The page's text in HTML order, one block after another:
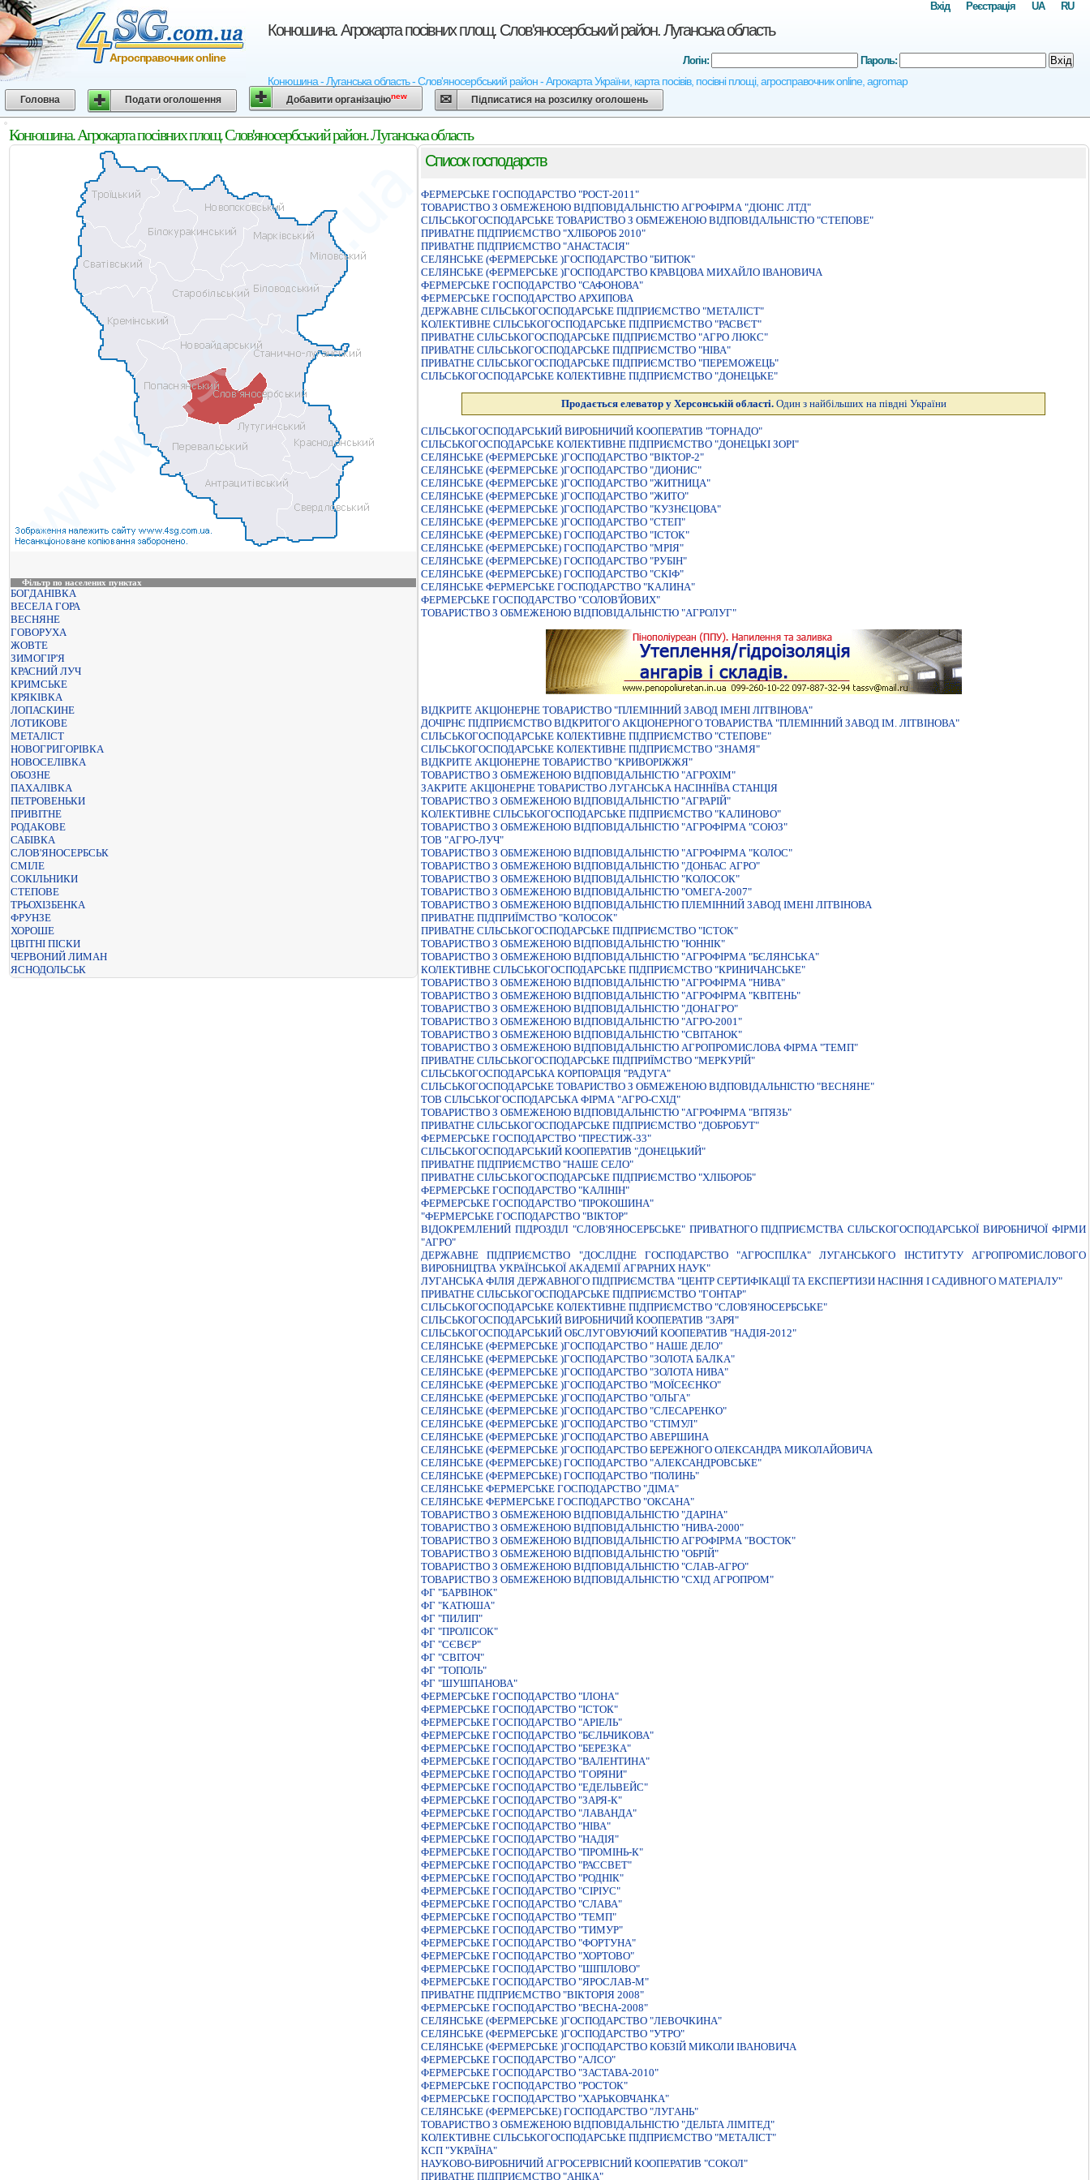
Конюшина. Агрокарта посівних площ. Слов'яносербський район. Луганська область
Конюшина - Луганська область - Слов'яносербський район - Агрокарта України, карта посівів, посівні площі, агросправочник online, agromap
Агросправочник online
RU
UA
Реєстрація
Вхід
Логін: Пароль: Вхід
Головна Подати оголошення Добавити організаціюnew Підписатися на розсилку оголошень
Конюшина. Агрокарта посівних площ. Слов'яносербський район. Луганська область
Фільтр по населених пунктах
БОГДАНІВКА
ВЕСЕЛА ГОРА
ВЕСНЯНЕ
ГОВОРУХА
ЖОВТЕ
ЗИМОГІР'Я
КРАСНИЙ ЛУЧ
КРИМСЬКЕ
КРЯКІВКА
ЛОПАСКИНЕ
ЛОТИКОВЕ
МЕТАЛІСТ
НОВОГРИГОРІВКА
НОВОСЕЛІВКА
ОБОЗНЕ
ПАХАЛІВКА
ПЕТРОВЕНЬКИ
ПРИВІТНЕ
РОДАКОВЕ
САБІВКА
СЛОВ'ЯНОСЕРБСЬК
СМІЛЕ
СОКІЛЬНИКИ
СТЕПОВЕ
ТРЬОХІЗБЕНКА
ФРУНЗЕ
ХОРОШЕ
ЦВІТНІ ПІСКИ
ЧЕРВОНИЙ ЛИМАН
ЯСНОДОЛЬСЬК
Список господарств
ФЕРМЕРСЬКЕ ГОСПОДАРСТВО "РОСТ-2011"
ТОВАРИСТВО З ОБМЕЖЕНОЮ ВIДПОВIДАЛЬНIСТЮ АГРОФIРМА "ДIОНIС ЛТД"
СІЛЬСЬКОГОСПОДАРСЬКЕ ТОВАРИСТВО З ОБМЕЖЕНОЮ ВІДПОВІДАЛЬНІСТЮ "СТЕПОВЕ"
ПРИВАТНЕ ПIДПРИЄМСТВО "ХЛIБОРОБ 2010"
ПРИВАТНЕ ПІДПРИЄМСТВО "АНАСТАСІЯ"
СЕЛЯНСЬКЕ (ФЕРМЕРСЬКЕ )ГОСПОДАРСТВО "БИТЮК"
СЕЛЯНСЬКЕ (ФЕРМЕРСЬКЕ )ГОСПОДАРСТВО КРАВЦОВА МИХАЙЛО IВАНОВИЧА
ФЕРМЕРСЬКЕ ГОСПОДАРСТВО "САФОНОВА"
ФЕРМЕРСЬКЕ ГОСПОДАРСТВО АРХИПОВА
ДЕРЖАВНЕ СIЛЬСЬКОГОСПОДАРСЬКЕ ПIДПРИЄМСТВО "МЕТАЛIСТ"
КОЛЕКТИВНЕ СІЛЬСЬКОГОСПОДАРСЬКЕ ПІДПРИЄМСТВО "РАСВЄТ"
ПРИВАТНЕ СIЛЬСЬКОГОСПОДАРСЬКЕ ПIДПРИЄМСТВО "АГРО ЛЮКС"
ПРИВАТНЕ СIЛЬСЬКОГОСПОДАРСЬКЕ ПIДПРИЄМСТВО "НIВА"
ПРИВАТНЕ СІЛЬСЬКОГОСПОДАРСЬКЕ ПІДПРИЄМСТВО "ПЕРЕМОЖЕЦЬ"
СIЛЬСЬКОГОСПОДАРСЬКЕ КОЛЕКТИВНЕ ПIДПРИЄМСТВО "ДОНЕЦЬКЕ"
Продається елеватор у Херсонській області. Один з найбільших на півдні України
СIЛЬСЬКОГОСПОДАРСЬКИЙ ВИРОБНИЧИЙ КООПЕРАТИВ "ТОРНАДО"
СІЛЬСЬКОГОСПОДАРСЬКЕ КОЛЕКТИВНЕ ПІДПРИЄМСТВО "ДОНЕЦЬКІ ЗОРІ"
СЕЛЯНСЬКЕ (ФЕРМЕРСЬКЕ )ГОСПОДАРСТВО "ВIКТОР-2"
СЕЛЯНСЬКЕ (ФЕРМЕРСЬКЕ )ГОСПОДАРСТВО "ДИОНИС"
СЕЛЯНСЬКЕ (ФЕРМЕРСЬКЕ )ГОСПОДАРСТВО "ЖИТНИЦА"
СЕЛЯНСЬКЕ (ФЕРМЕРСЬКЕ )ГОСПОДАРСТВО "ЖИТО"
СЕЛЯНСЬКЕ (ФЕРМЕРСЬКЕ )ГОСПОДАРСТВО "КУЗНЄЦОВА"
СЕЛЯНСЬКЕ (ФЕРМЕРСЬКЕ )ГОСПОДАРСТВО "СТЕП"
СЕЛЯНСЬКЕ (ФЕРМЕРСЬКЕ) ГОСПОДАРСТВО "ІСТОК"
СЕЛЯНСЬКЕ (ФЕРМЕРСЬКЕ) ГОСПОДАРСТВО "МРІЯ"
СЕЛЯНСЬКЕ (ФЕРМЕРСЬКЕ) ГОСПОДАРСТВО "РУБIН"
СЕЛЯНСЬКЕ (ФЕРМЕРСЬКЕ) ГОСПОДАРСТВО "СКIФ"
СЕЛЯНСЬКЕ ФЕРМЕРСЬКЕ ГОСПОДАРСТВО "КАЛИНА"
ФЕРМЕРСЬКЕ ГОСПОДАРСТВО "СОЛОВ'ЙОВИХ"
ТОВАРИСТВО З ОБМЕЖЕНОЮ ВIДПОВIДАЛЬНIСТЮ "АГРОЛУГ"
ВIДКРИТЕ АКЦIОНЕРНЕ ТОВАРИСТВО "ПЛЕМIННИЙ ЗАВОД IМЕНI ЛIТВIНОВА"
ДОЧIРНЄ ПIДПРИЄМСТВО ВIДКРИТОГО АКЦIОНЕРНОГО ТОВАРИСТВА "ПЛЕМIННИЙ ЗАВОД IМ. ЛIТВIНОВА"
СIЛЬСЬКОГОСПОДАРСЬКЕ КОЛЕКТИВНЕ ПIДПРИЄМСТВО "СТЕПОВЕ"
СIЛЬСЬКОГОСПОДАРСЬКЕ КОЛЕКТИВНЕ ПIДПРИЄМСТВО "ЗНАМЯ"
ВІДКРИТЕ АКЦІОНЕРНЕ ТОВАРИСТВО "КРИВОРІЖЖЯ"
ТОВАРИСТВО З ОБМЕЖЕНОЮ ВІДПОВІДАЛЬНІСТЮ "АГРОХІМ"
ЗАКРИТЕ АКЦIОНЕРНЕ ТОВАРИСТВО ЛУГАНСЬКА НАСIННЇВА СТАНЦIЯ
ТОВАРИСТВО З ОБМЕЖЕНОЮ ВIДПОВIДАЛЬНIСТЮ "АГРАРIЙ"
КОЛЕКТИВНЕ СІЛЬСЬКОГОСПОДАРСЬКЕ ПІДПРИЄМСТВО "КАЛИНОВО"
ТОВАРИСТВО З ОБМЕЖЕНОЮ ВІДПОВІДАЛЬНІСТЮ "АГРОФІРМА "СОЮЗ"
ТОВ "АГРО-ЛУЧ"
ТОВАРИСТВО З ОБМЕЖЕНОЮ ВІДПОВІДАЛЬНІСТЮ "АГРОФІРМА "КОЛОС"
ТОВАРИСТВО З ОБМЕЖЕНОЮ ВIДПОВIДАЛЬНIСТЮ "ДОНБАС АГРО"
ТОВАРИСТВО З ОБМЕЖЕНОЮ ВIДПОВIДАЛЬНIСТЮ "КОЛОСОК"
ТОВАРИСТВО З ОБМЕЖЕНОЮ ВIДПОВIДАЛЬНIСТЮ "ОМЕГА-2007"
ТОВАРИСТВО З ОБМЕЖЕНОЮ ВІДПОВІДАЛЬНІСТЮ ПЛЕМІННИЙ ЗАВОД ІМЕНІ ЛІТВІНОВА
ПРИВАТНЕ ПIДПРИЇМСТВО "КОЛОСОК"
ПРИВАТНЕ СIЛЬСЬКОГОСПОДАРСЬКЕ ПIДПРИЄМСТВО "IСТОК"
ТОВАРИСТВО З ОБМЕЖЕНОЮ ВIДПОВIДАЛЬНIСТЮ "ЮННIК"
ТОВАРИСТВО З ОБМЕЖЕНОЮ ВIДПОВIДАЛЬНIСТЮ "АГРОФIРМА "БЄЛЯНСЬКА"
КОЛЕКТИВНЕ СІЛЬСЬКОГОСПОДАРСЬКЕ ПІДПРИЄМСТВО "КРИНИЧАНСЬКЕ"
ТОВАРИСТВО З ОБМЕЖЕНОЮ ВIДПОВIДАЛЬНIСТЮ "АГРОФIРМА "НИВА"
ТОВАРИСТВО З ОБМЕЖЕНОЮ ВIДПОВIДАЛЬНIСТЮ "АГРОФIРМА "КВIТЕНЬ"
ТОВАРИСТВО З ОБМЕЖЕНОЮ ВIДПОВIДАЛЬНIСТЮ "ДОНАГРО"
ТОВАРИСТВО З ОБМЕЖЕНОЮ ВIДПОВIДАЛЬНIСТЮ "АГРО-2001"
ТОВАРИСТВО З ОБМЕЖЕНОЮ ВІДПОВІДАЛЬНІСТЮ "СВІТАНОК"
ТОВАРИСТВО З ОБМЕЖЕНОЮ ВIДПОВIДАЛЬНIСТЮ АГРОПРОМИСЛОВА ФIРМА "ТЕМП"
ПРИВАТНЕ СIЛЬСЬКОГОСПОДАРСЬКЕ ПIДПРИЇМСТВО "МЕРКУРIЙ"
СIЛЬСЬКОГОСПОДАРСЬКА КОРПОРАЦIЯ "РАДУГА"
СІЛЬСЬКОГОСПОДАРСЬКЕ ТОВАРИСТВО З ОБМЕЖЕНОЮ ВІДПОВІДАЛЬНІСТЮ "ВЕСНЯНЕ"
ТОВ СІЛЬСЬКОГОСПОДАРСЬКА ФІРМА "АГРО-СХІД"
ТОВАРИСТВО З ОБМЕЖЕНОЮ ВIДПОВIДАЛЬНIСТЮ "АГРОФIРМА "ВIТЯЗЬ"
ПРИВАТНЕ СІЛЬСЬКОГОСПОДАРСЬКЕ ПІДПРИЄМСТВО "ДОБРОБУТ"
ФЕРМЕРСЬКЕ ГОСПОДАРСТВО "ПРЕСТИЖ-33"
СІЛЬСЬКОГОСПОДАРСЬКИЙ КООПЕРАТИВ "ДОНЕЦЬКИЙ"
ПРИВАТНЕ ПІДПРИЄМСТВО "НАШЕ СЕЛО"
ПРИВАТНЕ СІЛЬСЬКОГОСПОДАРСЬКЕ ПІДПРИЄМСТВО "ХЛІБОРОБ"
ФЕРМЕРСЬКЕ ГОСПОДАРСТВО "КАЛІНІН"
ФЕРМЕРСЬКЕ ГОСПОДАРСТВО "ПРОКОШИНА"
"ФЕРМЕРСЬКЕ ГОСПОДАРСТВО "ВIКТОР"
ВIДОКРЕМЛЕНИЙ ПIДРОЗДIЛ "СЛОВ'ЯНОСЕРБСЬКЕ" ПРИВАТНОГО ПIДПРИЄМСТВА СIЛЬСКОГОСПОДАРСЬКОЇ ВИРОБНИЧОЇ ФIРМИ
"АГРО"
ДЕРЖАВНЕ ПIДПРИЄМСТВО "ДОСЛIДНЕ ГОСПОДАРСТВО "АГРОСПIЛКА" ЛУГАНСЬКОГО IНСТИТУТУ АГРОПРОМИСЛОВОГО
ВИРОБНИЦТВА УКРАЇНСЬКОЇ АКАДЕМIЇ АГРАРНИХ НАУК"
ЛУГАНСЬКА ФІЛІЯ ДЕРЖАВНОГО ПІДПРИЄМСТВА "ЦЕНТР СЕРТИФІКАЦІЇ ТА ЕКСПЕРТИЗИ НАСІННЯ І САДИВНОГО МАТЕРІАЛУ"
ПРИВАТНЕ СIЛЬСЬКОГОСПОДАРСЬКЕ ПIДПРИЄМСТВО "ГОНТАР"
СIЛЬСЬКОГОСПОДАРСЬКЕ КОЛЕКТИВНЕ ПIДПРИЄМСТВО "СЛОВ'ЯНОСЕРБСЬКЕ"
СIЛЬСЬКОГОСПОДАРСЬКИЙ ВИРОБНИЧИЙ КООПЕРАТИВ "ЗАРЯ"
СІЛЬСЬКОГОСПОДАРСЬКИЙ ОБСЛУГОВУЮЧИЙ КООПЕРАТИВ "НАДІЯ-2012"
СЕЛЯНСЬКЕ (ФЕРМЕРСЬКЕ )ГОСПОДАРСТВО " НАШЕ ДЕЛО"
СЕЛЯНСЬКЕ (ФЕРМЕРСЬКЕ )ГОСПОДАРСТВО "ЗОЛОТА БАЛКА"
СЕЛЯНСЬКЕ (ФЕРМЕРСЬКЕ )ГОСПОДАРСТВО "ЗОЛОТА НИВА"
СЕЛЯНСЬКЕ (ФЕРМЕРСЬКЕ )ГОСПОДАРСТВО "МОЇСЕЄНКО"
СЕЛЯНСЬКЕ (ФЕРМЕРСЬКЕ )ГОСПОДАРСТВО "ОЛЬГА"
СЕЛЯНСЬКЕ (ФЕРМЕРСЬКЕ )ГОСПОДАРСТВО "СЛЕСАРЕНКО"
СЕЛЯНСЬКЕ (ФЕРМЕРСЬКЕ )ГОСПОДАРСТВО "СТІМУЛ"
СЕЛЯНСЬКЕ (ФЕРМЕРСЬКЕ )ГОСПОДАРСТВО АВЕРШИНА
СЕЛЯНСЬКЕ (ФЕРМЕРСЬКЕ )ГОСПОДАРСТВО БЕРЕЖНОГО ОЛЕКСАНДРА МИКОЛАЙОВИЧА
СЕЛЯНСЬКЕ (ФЕРМЕРСЬКЕ) ГОСПОДАРСТВО "АЛЕКСАНДРОВСЬКЕ"
СЕЛЯНСЬКЕ (ФЕРМЕРСЬКЕ) ГОСПОДАРСТВО "ПОЛИНЬ"
СЕЛЯНСЬКЕ ФЕРМЕРСЬКЕ ГОСПОДАРСТВО "ДIМА"
СЕЛЯНСЬКЕ ФЕРМЕРСЬКЕ ГОСПОДАРСТВО "ОКСАНА"
ТОВАРИСТВО З ОБМЕЖЕНОЮ ВIДПОВIДАЛЬНIСТЮ "ДАРIНА"
ТОВАРИСТВО З ОБМЕЖЕНОЮ ВIДПОВIДАЛЬНIСТЮ "НИВА-2000"
ТОВАРИСТВО З ОБМЕЖЕНОЮ ВIДПОВIДАЛЬНIСТЮ АГРОФIРМА "ВОСТОК"
ТОВАРИСТВО З ОБМЕЖЕНОЮ ВІДПОВІДАЛЬНІСТЮ "ОБРІЙ"
ТОВАРИСТВО З ОБМЕЖЕНОЮ ВІДПОВІДАЛЬНІСТЮ "СЛАВ-АГРО"
ТОВАРИСТВО З ОБМЕЖЕНОЮ ВІДПОВІДАЛЬНІСТЮ "СХІД АГРОПРОМ"
ФГ "БАРВІНОК"
ФГ "КАТЮША"
ФГ "ПИЛИП"
ФГ "ПРОЛІСОК"
ФГ "СЄВЄР"
ФГ "СВІТОЧ"
ФГ "ТОПОЛЬ"
ФГ "ШУШПАНОВА"
ФЕРМЕРСЬКЕ ГОСПОДАРСТВО "IЛОНА"
ФЕРМЕРСЬКЕ ГОСПОДАРСТВО "IСТОК"
ФЕРМЕРСЬКЕ ГОСПОДАРСТВО "АРIЕЛЬ"
ФЕРМЕРСЬКЕ ГОСПОДАРСТВО "БЄЛЬЧИКОВА"
ФЕРМЕРСЬКЕ ГОСПОДАРСТВО "БЕРЕЗКА"
ФЕРМЕРСЬКЕ ГОСПОДАРСТВО "ВАЛЕНТИНА"
ФЕРМЕРСЬКЕ ГОСПОДАРСТВО "ГОРЯНИ"
ФЕРМЕРСЬКЕ ГОСПОДАРСТВО "ЕДЕЛЬВЕЙС"
ФЕРМЕРСЬКЕ ГОСПОДАРСТВО "ЗАРЯ-К"
ФЕРМЕРСЬКЕ ГОСПОДАРСТВО "ЛАВАНДА"
ФЕРМЕРСЬКЕ ГОСПОДАРСТВО "НIВА"
ФЕРМЕРСЬКЕ ГОСПОДАРСТВО "НАДIЯ"
ФЕРМЕРСЬКЕ ГОСПОДАРСТВО "ПРОМІНЬ-К"
ФЕРМЕРСЬКЕ ГОСПОДАРСТВО "РАССВЕТ"
ФЕРМЕРСЬКЕ ГОСПОДАРСТВО "РОДНIК"
ФЕРМЕРСЬКЕ ГОСПОДАРСТВО "СIРIУС"
ФЕРМЕРСЬКЕ ГОСПОДАРСТВО "СЛАВА"
ФЕРМЕРСЬКЕ ГОСПОДАРСТВО "ТЕМП"
ФЕРМЕРСЬКЕ ГОСПОДАРСТВО "ТИМУР"
ФЕРМЕРСЬКЕ ГОСПОДАРСТВО "ФОРТУНА"
ФЕРМЕРСЬКЕ ГОСПОДАРСТВО "ХОРТОВО"
ФЕРМЕРСЬКЕ ГОСПОДАРСТВО "ШIПIЛОВО"
ФЕРМЕРСЬКЕ ГОСПОДАРСТВО "ЯРОСЛАВ-М"
ПРИВАТНЕ ПIДПРИЄМСТВО "ВIКТОРIЯ 2008"
ФЕРМЕРСЬКЕ ГОСПОДАРСТВО "ВЕСНА-2008"
СЕЛЯНСЬКЕ (ФЕРМЕРСЬКЕ )ГОСПОДАРСТВО "ЛЕВОЧКИНА"
СЕЛЯНСЬКЕ (ФЕРМЕРСЬКЕ )ГОСПОДАРСТВО "УТРО"
СЕЛЯНСЬКЕ (ФЕРМЕРСЬКЕ )ГОСПОДАРСТВО КОБЗIЙ МИКОЛИ IВАНОВИЧА
ФЕРМЕРСЬКЕ ГОСПОДАРСТВО "АЛСО"
ФЕРМЕРСЬКЕ ГОСПОДАРСТВО "ЗАСТАВА-2010"
ФЕРМЕРСЬКЕ ГОСПОДАРСТВО "РОСТОК"
ФЕРМЕРСЬКЕ ГОСПОДАРСТВО "ХАРЬКОВЧАНКА"
СЕЛЯНСЬКЕ (ФЕРМЕРСЬКЕ) ГОСПОДАРСТВО "ЛУГАНЬ"
ТОВАРИСТВО З ОБМЕЖЕНОЮ ВIДПОВIДАЛЬНIСТЮ "ДЕЛЬТА ЛIМIТЕД"
КОЛЕКТИВНЕ СІЛЬСЬКОГОСПОДАРСЬКЕ ПІДПРИЄМСТВО "МЕТАЛІСТ"
КСП "УКРАЇНА"
НАУКОВО-ВИРОБНИЧИЙ АГРОСЕРВIСНИЙ КООПЕРАТИВ "СОКОЛ"
ПРИВАТНЕ ПIДПРИЄМСТВО "АНIКА"